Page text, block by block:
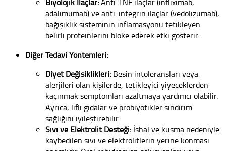
adalimumab) ve anti-integrin ilaçlar (vedolizumab),
bağışıklık sisteminin inflamasyonu tetikleyen
belirli proteinlerini bloke ederek etki gösterir.
Diğer Tedavi Yöntemleri:
Diyet Değişiklikleri: Besin intoleransları veya
alerjileri olan kişilerde, tetikleyici yiyeceklerden
kaçınmak semptomları azaltmaya yardımcı olabilir.
Ayrıca, lifli gıdalar ve probiyotikler sindirim
sağlığını iyileştirebilir.
Sıvı ve Elektrolit Desteği: İshal ve kusma nedeniyle
kaybedilen sıvı ve elektrolitlerin yerine konması